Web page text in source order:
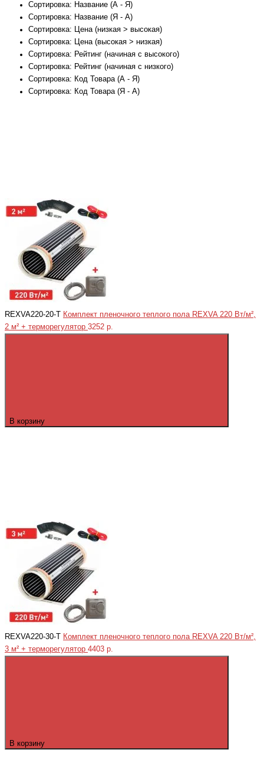
Сортировка: Название (А - Я)
Сортировка: Название (Я - А)
Сортировка: Цена (низкая > высокая)
Сортировка: Цена (высокая > низкая)
Сортировка: Рейтинг (начиная с высокого)
Сортировка: Рейтинг (начиная с низкого)
Сортировка: Код Товара (А - Я)
Сортировка: Код Товара (Я - А)
REXVA220-20-T Комплект пленочного теплого пола REXVA 220 Вт/м²,
2 м² + терморегулятор 3252 р.
В корзину
REXVA220-30-T Комплект пленочного теплого пола REXVA 220 Вт/м²,
3 м² + терморегулятор 4403 р.
В корзину